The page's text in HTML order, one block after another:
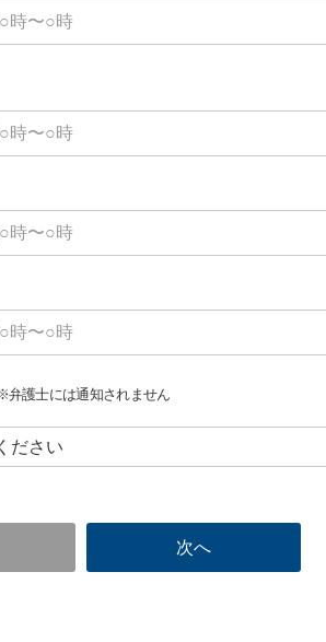
弁護士には通知されません